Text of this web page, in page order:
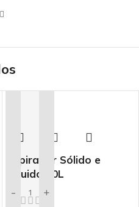
Aspirador Sólido e
Liquido 40L
- +